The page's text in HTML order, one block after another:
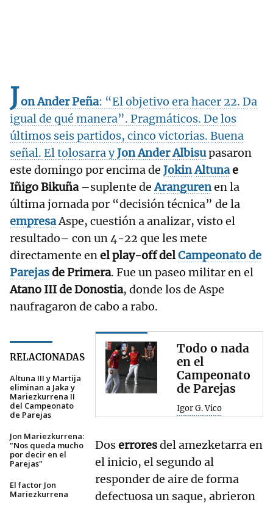
Jon Ander Peña: “El objetivo era hacer 22. Da
igual de qué manera”. Pragmáticos. De los
últimos seis partidos, cinco victorias. Buena
señal. El tolosarra yJon Ander Albisupasaron
este domingo por encima de JokinAltunae
Iñigo Bikuña–suplente deArangurenen la
última jornada por “decisión técnica” de la
empresaAspe, cuestión a analizar, visto el
resultado– con un 4-22 que les mete
directamente enel play-off delCampeonato de
Parejasde Primera. Fue un paseo militar en el
Atano III de Donostia, donde los de Aspe
naufragaron de cabo a rabo.
RELACIONADAS
Altuna III y Martija
eliminan a Jaka y
Mariezkurrena II
del Campeonato
de Parejas
Jon Mariezkurrena:
"Nos queda mucho
por decir en el
Parejas"
El factor Jon
Mariezkurrena
Todo o nada
en el
Campeonato
de Parejas
Igor G. Vico
Doserroresdel amezketarra en
el inicio, el segundo al
responder de aire de forma
defectuosa un saque, abrieron